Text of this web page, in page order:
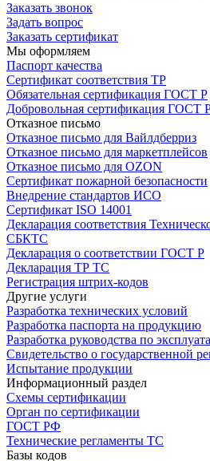
Заказать звонок
Задать вопрос
Заказать сертификат
Мы оформляем
Паспорт качества
Сертификат соответствия ТР
Обязательная сертификация ГОСТ Р
Добровольная сертификация ГОСТ
Отказное письмо
Отказное письмо для Вайлдберриз
Отказное письмо для маркетплейсов
Отказное письмо для OZON
Сертификат пожарной безопасности
Внедрение стандартов ИСО
Сертификат ISO 14001
Декларация соответствия
СБКТС
Декларация о соответствии ГОСТ Р
Декларация ТР ТС
Регистрация штрих-кодов
Другие услуги
Разработка технических условий
Разработка паспорта на продукцию
Разработка руководства по
Свидетельство о государственной
Испытание продукции
Информационный раздел
Схемы сертификации
Орган по сертификации
ГОСТ РФ
Технические регламенты ТС
Базы кодов